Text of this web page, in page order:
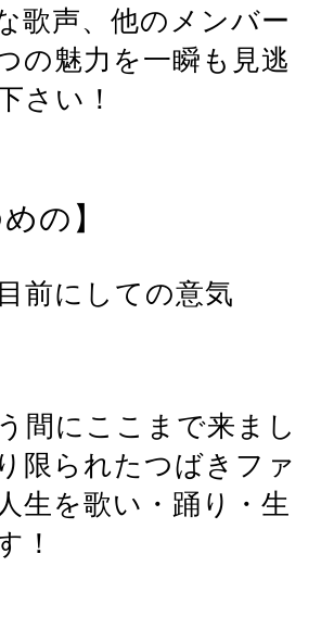
歌声、他のメンバー
の魅力を一瞬も見逃
さい！
の】
前にしての意気
間にここまで来まし
限られたつばきファ
生を歌い・踊り・生
！